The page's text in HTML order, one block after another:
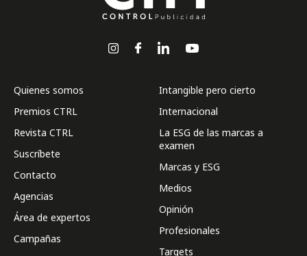
Quienes somos
Premios CTRL
Revista CTRL
Suscríbete
Contacto
Agencias
Área de expertos
Campañas
Intangible pero cierto
Internacional
La ESG de las marcas a
examen
Marcas y ESG
Medios
Opinión
Profesionales
Targets